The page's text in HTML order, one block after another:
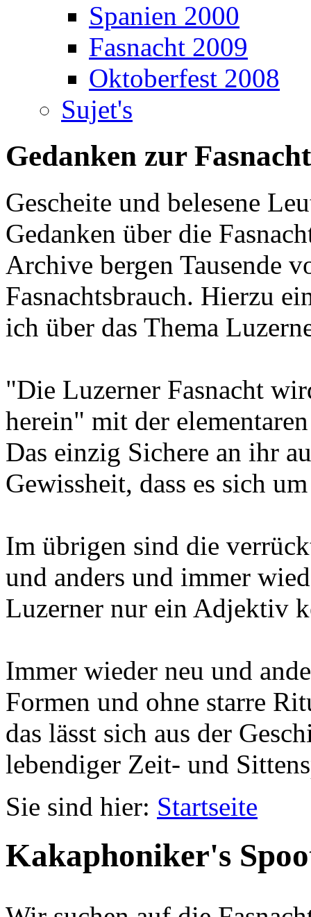
Spanien 2000
Fasnacht 2009
Oktoberfest 2008
Sujet's
Gedanken zur Fasnacht
Gescheite und belesene
Gedanken über die
Archive bergen Tausende
Fasnachtsbrauch. Hierzu
ich über das Thema
"Die Luzerner Fasnacht
herein" mit der
Das einzig Sichere an ihr
Gewissheit, dass es sich
Im übrigen sind die
und anders und immer
Luzerner nur ein Adjektiv
Immer wieder neu und
Formen und ohne starre
das lässt sich aus der
lebendiger Zeit- und
Sie sind hier: Startseite
Kakaphoniker's